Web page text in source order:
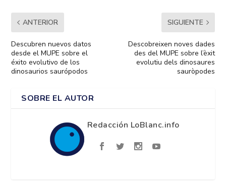
ANTERIOR
Descubren nuevos datos
desde el MUPE sobre el
éxito evolutivo de los
dinosaurios saurópodos
SIGUIENTE
Descobreixen noves dades
des del MUPE sobre l’èxit
evolutiu dels dinosaures
sauròpodes
SOBRE EL AUTOR
Redacción LoBlanc.info